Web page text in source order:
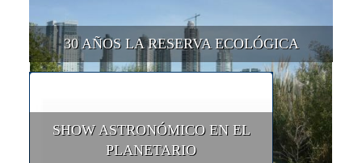
30 AÑOS LA RESERVA ECOLÓGICA
SHOW ASTRONÓMICO EN EL
PLANETARIO